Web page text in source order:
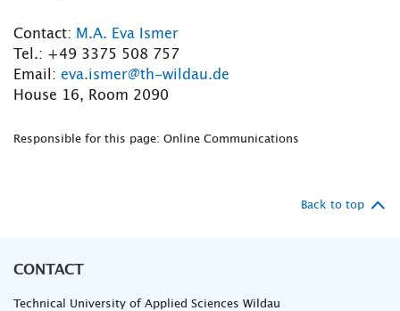
Contact: M.A. Eva Ismer
Tel.: +49 3375 508 757
Email: eva.ismer@th-wildau.de
House 16, Room 2090
Responsible for this page: Online Communications
Back to top
CONTACT
Technical University of Applied Sciences Wildau